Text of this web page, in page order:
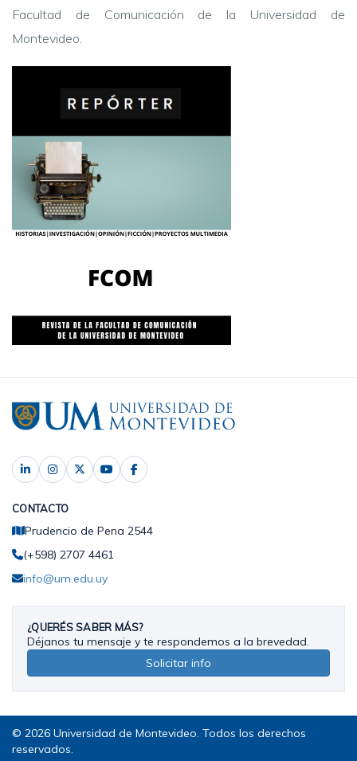
Facultad de Comunicación de la Universidad de
Montevideo.
CONTACTO
Prudencio de Pena 2544
(+598) 2707 4461
info@um.edu.uy
¿QUERÉS SABER MÁS?
Déjanos tu mensaje y te respondemos a la brevedad.
Solicitar info
© 2026 Universidad de Montevideo. Todos los derechos
reservados.